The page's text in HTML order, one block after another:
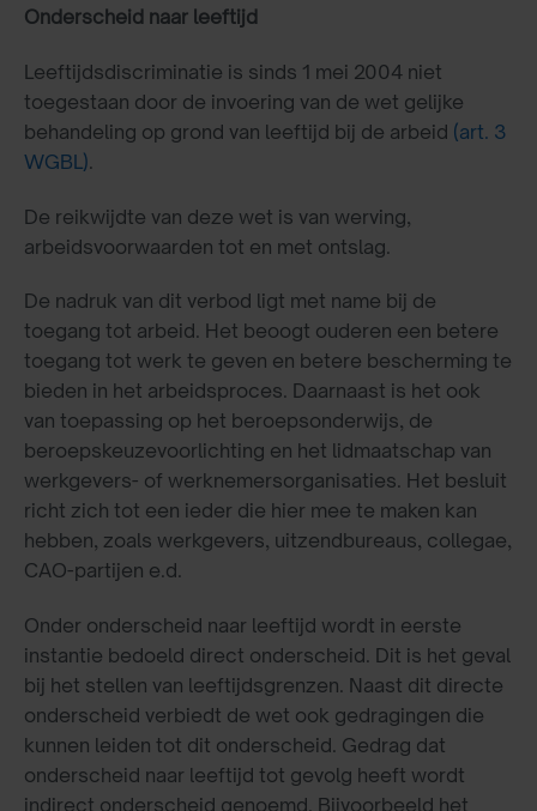
Onderscheid naar leeftijd
Leeftijdsdiscriminatie is sinds 1 mei 2004 niet
toegestaan door de invoering van de wet gelijke
behandeling op grond van leeftijd bij de arbeid (art. 3
WGBL).
De reikwijdte van deze wet is van werving,
arbeidsvoorwaarden tot en met ontslag.
De nadruk van dit verbod ligt met name bij de
toegang tot arbeid. Het beoogt ouderen een betere
toegang tot werk te geven en betere bescherming te
bieden in het arbeidsproces. Daarnaast is het ook
van toepassing op het beroepsonderwijs, de
beroepskeuzevoorlichting en het lidmaatschap van
werkgevers- of werknemersorganisaties. Het besluit
richt zich tot een ieder die hier mee te maken kan
hebben, zoals werkgevers, uitzendbureaus, collegae,
CAO-partijen e.d.
Onder onderscheid naar leeftijd wordt in eerste
instantie bedoeld direct onderscheid. Dit is het geval
bij het stellen van leeftijdsgrenzen. Naast dit directe
onderscheid verbiedt de wet ook gedragingen die
kunnen leiden tot dit onderscheid. Gedrag dat
onderscheid naar leeftijd tot gevolg heeft wordt
indirect onderscheid genoemd. Bijvoorbeeld het